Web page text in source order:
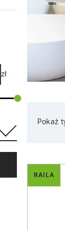
zł
Pokaż
RAILA